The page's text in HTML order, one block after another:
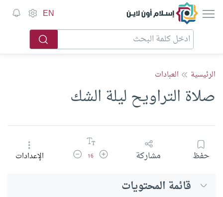
إسلام أون لاين EN
الرئيسية العبادات
صلاة التراويح ليلة الشك
حفظ مشاركة زيادة حجم الخط
16 تقليل حجم الخطالإعدادات
قائمة المحتويات